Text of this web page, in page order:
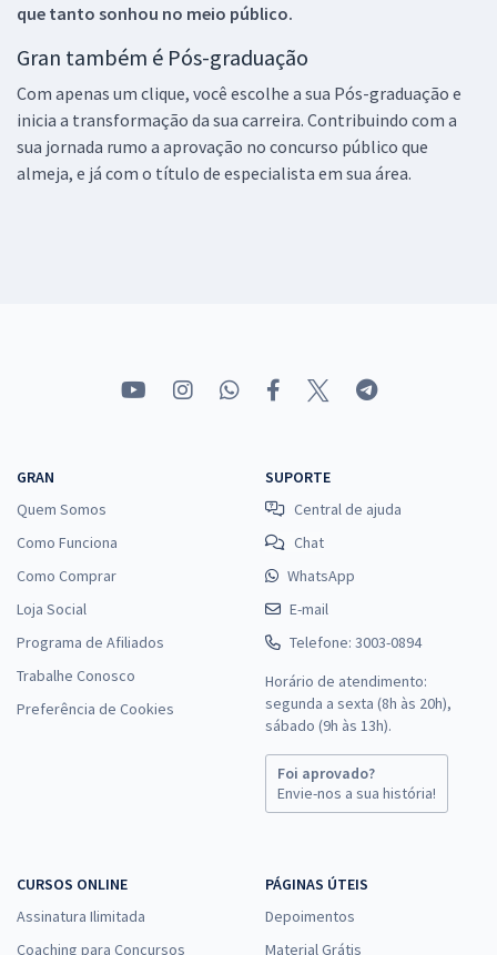
que tanto sonhou no meio público.
Gran também é Pós-graduação
Com apenas um clique, você escolhe a sua Pós-graduação e
inicia a transformação da sua carreira. Contribuindo com a
sua jornada rumo a aprovação no concurso público que
almeja, e já com o título de especialista em sua área.
GRAN
Quem Somos
Como Funciona
Como Comprar
Loja Social
Programa de Afiliados
Trabalhe Conosco
Preferência de Cookies
SUPORTE
Central de ajuda
Chat
WhatsApp
E-mail
Telefone: 3003-0894
Horário de atendimento:
segunda a sexta (8h às 20h),
sábado (9h às 13h).
Foi aprovado?
Envie-nos a sua história!
CURSOS ONLINE
Assinatura Ilimitada
Coaching para Concursos
PÁGINAS ÚTEIS
Depoimentos
Material Grátis